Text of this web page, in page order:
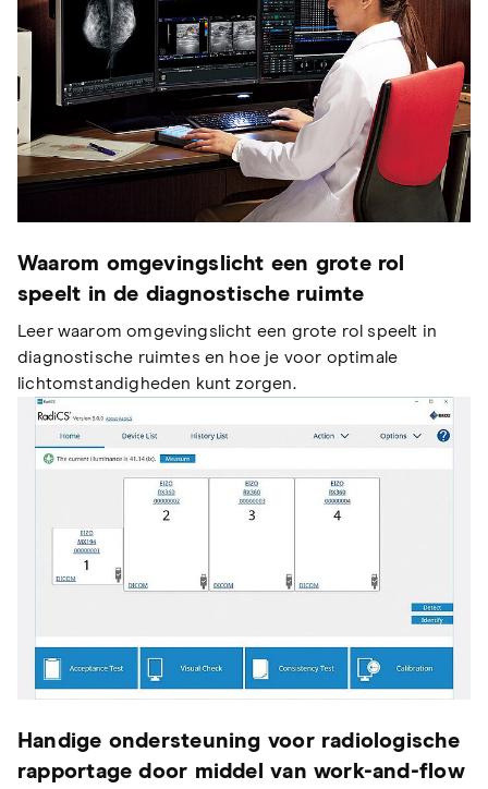
Waarom omgevingslicht een grote rol
speelt in de diagnostische ruimte
Leer waarom omgevingslicht een grote rol speelt in
diagnostische ruimtes en hoe je voor optimale
lichtomstandigheden kunt zorgen.
Handige ondersteuning voor radiologische
rapportage door middel van work-and-flow